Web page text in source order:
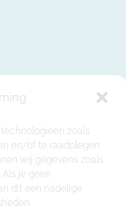
zoals
en/of te raadplegen.
wij gegevens zoals
je geen
dit een nadelige